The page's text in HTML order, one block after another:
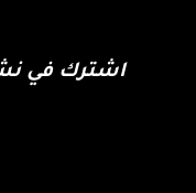
اشترك في